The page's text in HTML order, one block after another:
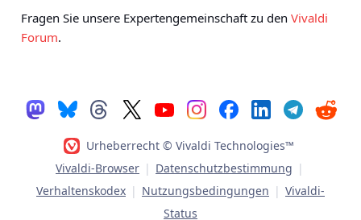
Fragen Sie unsere Expertengemeinschaft zu den Vivaldi
Forum.
Urheberrecht © Vivaldi Technologies™
Vivaldi-Browser | Datenschutzbestimmung |
Verhaltenskodex | Nutzungsbedingungen | Vivaldi-
Status